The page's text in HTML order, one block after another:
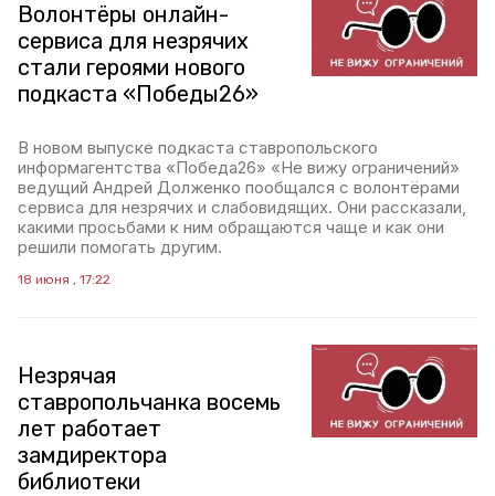
Волонтёры онлайн-
сервиса для незрячих
стали героями нового
подкаста «Победы26»
В новом выпуске подкаста ставропольского
информагентства «Победа26» «Не вижу ограничений»
ведущий Андрей Долженко пообщался с волонтёрами
сервиса для незрячих и слабовидящих. Они рассказали,
какими просьбами к ним обращаются чаще и как они
решили помогать другим.
18 июня , 17:22
Незрячая
ставропольчанка восемь
лет работает
замдиректора
библиотеки